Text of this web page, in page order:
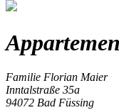
Familie Florian Maier
Inntalstraße 35a
94072 Bad Füssing